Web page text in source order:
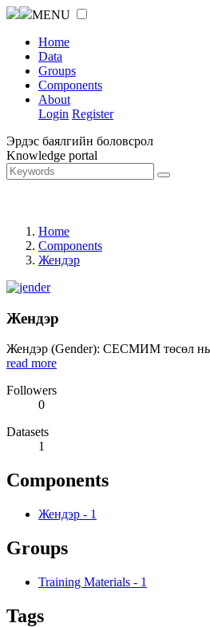
MENU
Home
Data
Groups
Components
About
Login Register
Эрдэс баялгийн боловсрол
Knowledge portal
Home
Components
Жендэр
Жендэр
Жендэр (Gender): СЕСМИМ төсөл нь
read more
Followers
0
Datasets
1
Components
Жендэр - 1
Groups
Training Materials - 1
Tags